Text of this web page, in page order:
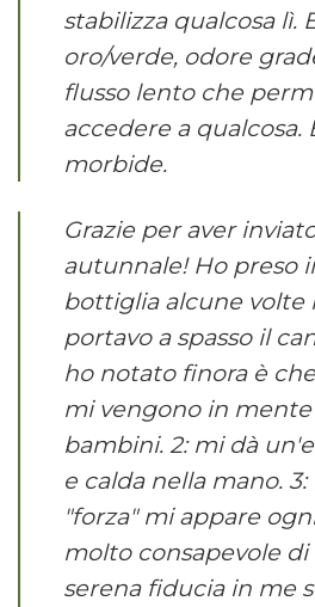
stabilizza qualcosa lì.
oro/verde, odore
flusso lento che
accedere a qualcosa.
morbide.
Grazie per aver
autunnale! Ho preso
bottiglia alcune volte
portavo a spasso il
ho notato finora è
mi vengono in
bambini. 2: mi dà
e calda nella mano. 3:
"forza" mi appare
molto consapevole
serena fiducia in me